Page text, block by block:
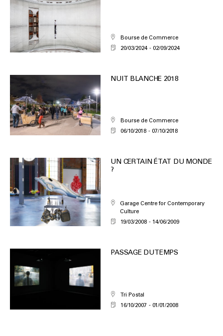
Bourse de Commerce
20/03/2024
02/09/2024
NUIT BLANCHE 2018
Bourse de Commerce
06/10/2018
07/10/2018
UN CERTAIN ÉTAT DU MONDE
?
Garage Centre for Contemporary
Culture
19/03/2008
14/06/2009
PASSAGE DU TEMPS
Tri Postal
16/10/2007
01/01/2008